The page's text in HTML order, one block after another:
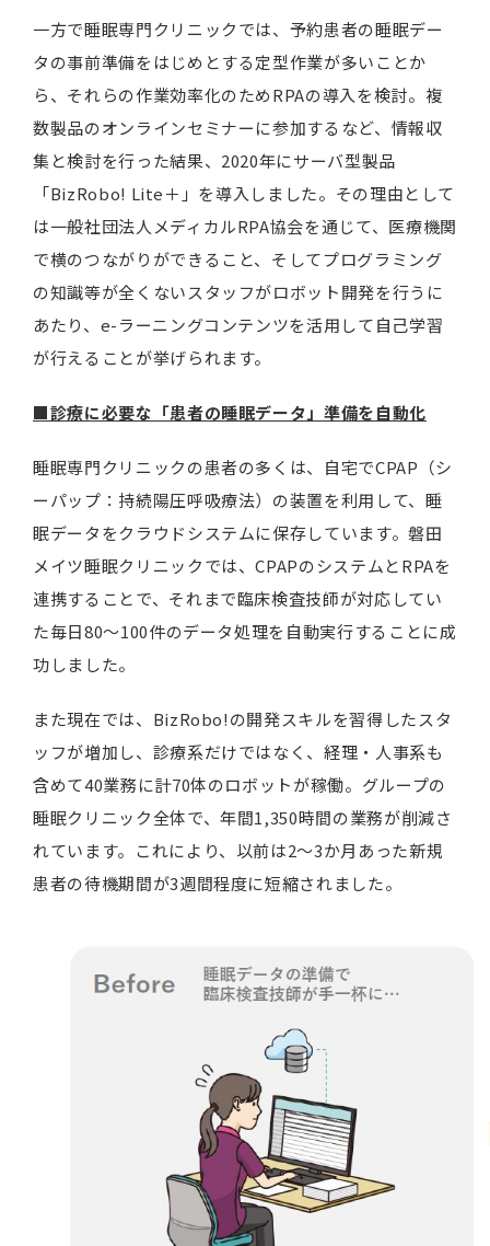
一方で睡眠専門クリニックでは、予約患者の睡眠デー
タの事前準備をはじめとする定型作業が多いことか
ら、それらの作業効率化のためRPAの導入を検討。複
数製品のオンラインセミナーに参加するなど、情報収
集と検討を行った結果、2020年にサーバ型製品
「BizRobo! Lite＋」を導入しました。その理由として
は一般社団法人メディカルRPA協会を通じて、医療機関
で横のつながりができること、そしてプログラミング
の知識等が全くないスタッフがロボット開発を行うに
あたり、e-ラーニングコンテンツを活用して自己学習
が行えることが挙げられます。
■診療に必要な「患者の睡眠データ」準備を自動化
睡眠専門クリニックの患者の多くは、自宅でCPAP（シ
ーパップ：持続陽圧呼吸療法）の装置を利用して、睡
眠データをクラウドシステムに保存しています。磐田
メイツ睡眠クリニックでは、CPAPのシステムとRPAを
連携することで、それまで臨床検査技師が対応してい
た毎日80～100件のデータ処理を自動実行することに成
功しました。
また現在では、BizRobo!の開発スキルを習得したスタ
ッフが増加し、診療系だけではなく、経理・人事系も
含めて40業務に計70体のロボットが稼働。グループの
睡眠クリニック全体で、年間1,350時間の業務が削減さ
れています。これにより、以前は2～3か月あった新規
患者の待機期間が3週間程度に短縮されました。